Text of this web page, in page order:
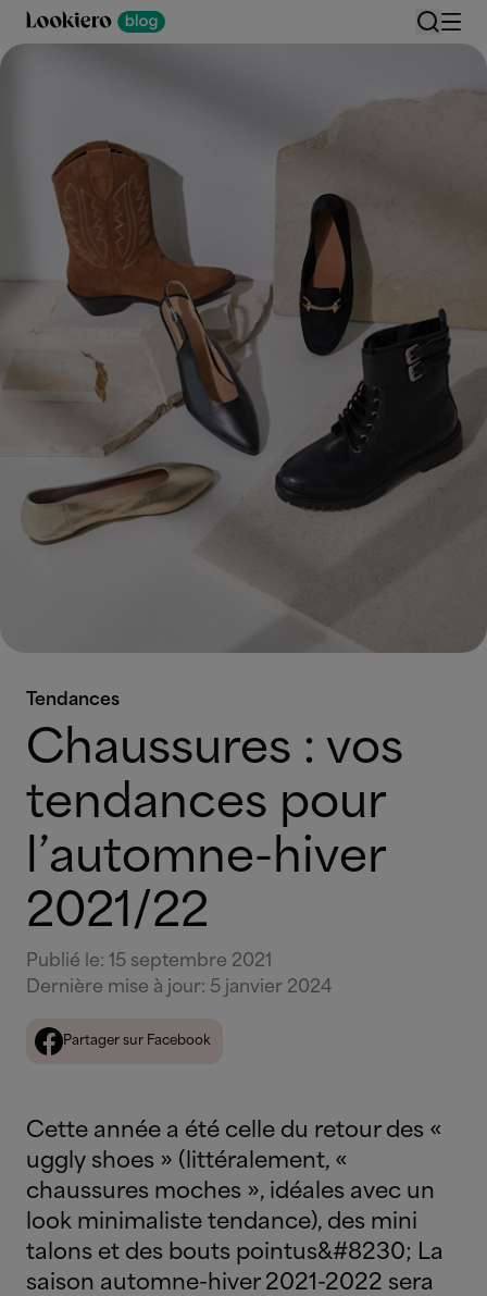
Tendances
Chaussures : vos
tendances pour
l’automne-hiver
2021/22
Publié le: 15 septembre 2021
Dernière mise à jour: 5 janvier 2024
Partager sur Facebook
Cette année a été celle du retour des «
uggly shoes » (littéralement, «
chaussures moches », idéales avec un
look minimaliste tendance), des mini
talons et des bouts pointus&#8230; La
saison automne-hiver 2021-2022 sera